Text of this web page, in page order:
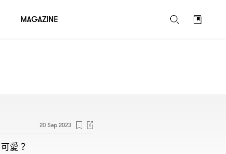
20 Sep 2023
可愛？
MAGAZINE